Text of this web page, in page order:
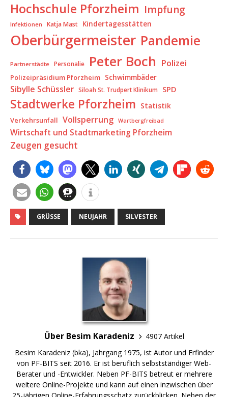
Hochschule Pforzheim Impfung
Infektionen Katja Mast Kindertagesstätten
Oberbürgermeister Pandemie
Partnerstädte Personalie Peter Boch Polizei
Polizeipräsidium Pforzheim Schwimmbäder
Sibylle Schüssler Siloah St. Trudpert Klinikum SPD
Stadtwerke Pforzheim
Statistik
Verkehrsunfall Vollsperrung Wartbergfreibad
Wirtschaft und Stadtmarketing Pforzheim
Zeugen gesucht
GRÜSSE NEUJAHR SILVESTER
Über Besim Karadeniz
4907 Artikel
Besim Karadeniz (bka), Jahrgang 1975, ist Autor und Erfinder
von PF-BITS seit 2016. Er ist beruflich selbstständiger Web-
Berater und -Entwickler. Neben PF-BITS betreut er mehrere
weitere Online-Projekte und kann auf einen inzwischen über